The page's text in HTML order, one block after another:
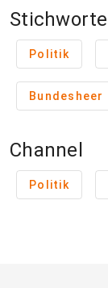
Stichworte
Politik
Bundesheer
Channel
Politik